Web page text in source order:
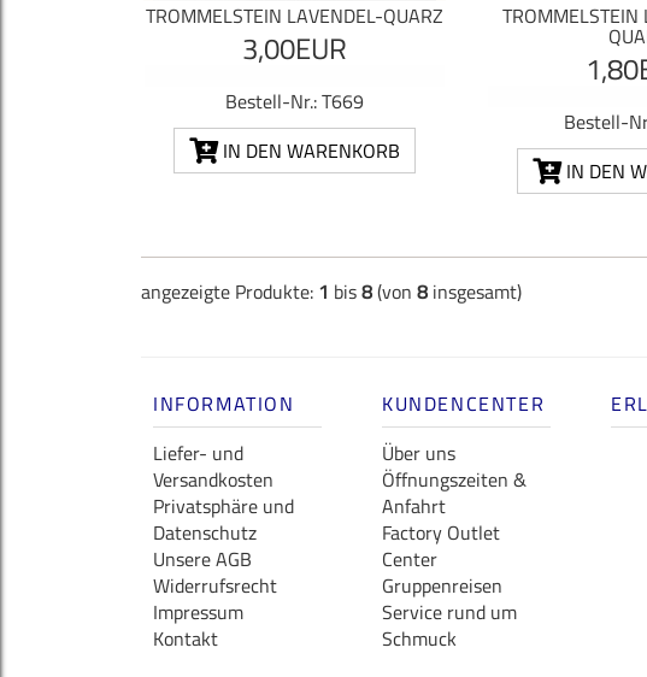
TROMMELSTEIN LAVENDEL-QUARZ
3,00EUR
Bestell-Nr.: T669
IN DEN WARENKORB
Bestell-
IN DEN
angezeigte Produkte: 1 bis8(von 8 insgesamt)
INFORMATION
Liefer- und
Versandkosten
Privatsphäre und
Datenschutz
Unsere AGB
Widerrufsrecht
Impressum
Kontakt
KUNDENCENTER
Über uns
Öffnungszeiten &
Anfahrt
Factory Outlet
Center
Gruppenreisen
Service rund um
Schmuck